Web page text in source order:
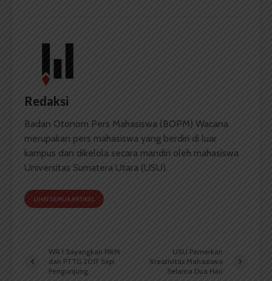
Redaksi
Badan Otonom Pers Mahasiswa (BOPM) Wacana
merupakan pers mahasiswa yang berdiri di luar
kampus dan dikelola secara mandiri oleh mahasiswa
Universitas Sumatera Utara (USU).
LIHAT SEMUA ARTIKEL
WR I Sayangkan PIKM
dan PTTG 2017 Sepi
Pengunjung
USU Pamerkan
Kreativitas Mahasiswa
Selama Dua Hari